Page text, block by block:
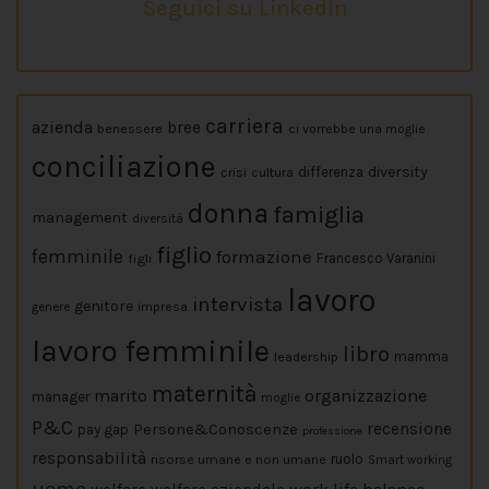
Seguici su Linkedin
azienda benessere bree carriera ci vorrebbe una moglie
conciliazione crisi cultura differenza diversity
management diversità donna famiglia
femminile figli figlio formazione Francesco Varanini
genere genitore impresa intervista lavoro
lavoro femminile leadership libro mamma
manager marito maternità moglie organizzazione
P&C pay gap Persone&Conoscenze professione recensione
responsabilità risorse umane e non umane ruolo Smart working